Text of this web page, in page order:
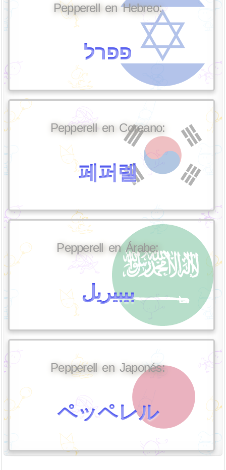
Pepperell en Hebreo:
פפרל
Pepperell en Coreano:
페퍼렐
Pepperell en Árabe:
بيبيريل
Pepperell en Japonés:
ペッペレル